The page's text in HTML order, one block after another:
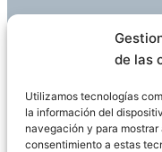
de las
Utilizamos tecnologías
la información del
navegación y para
consentimiento a estas
¿Tienes alguna
Descargo de